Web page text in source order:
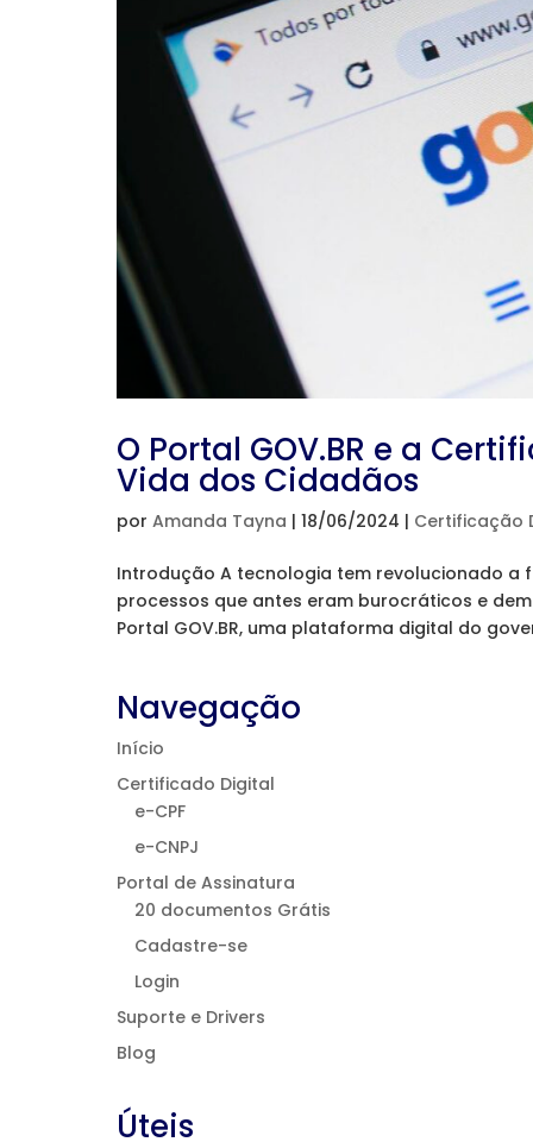
O Portal GOV.BR e a
Vida dos Cidadãos
por Amanda Tayna | 18/06/2024 | Certificação
Introdução A tecnologia tem revolucionado
processos que antes eram burocráticos e
Portal GOV.BR, uma plataforma digital do
Navegação
Início
Certificado Digital
e-CPF
e-CNPJ
Portal de Assinatura
20 documentos Grátis
Cadastre-se
Login
Suporte e Drivers
Blog
Úteis